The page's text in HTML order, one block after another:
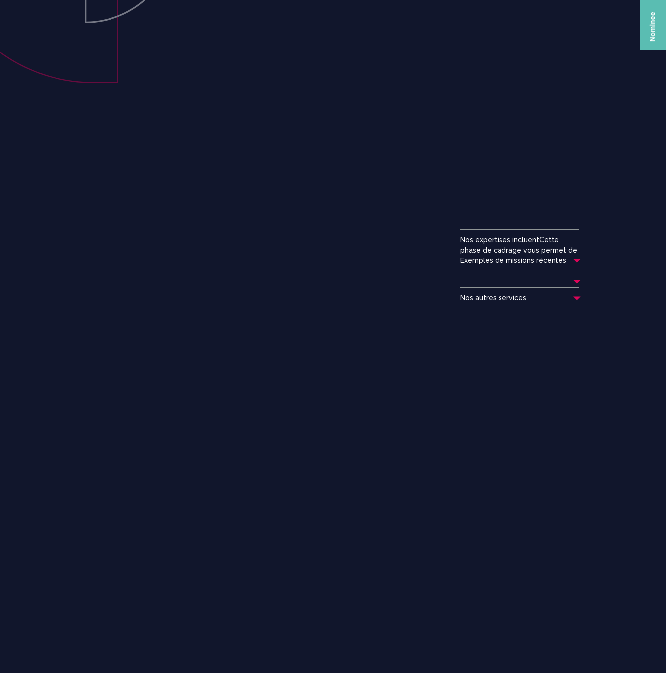
Nos expertises incluentCette
phase de cadrage vous permet de
Exemples de missions récentes
Nos autres services